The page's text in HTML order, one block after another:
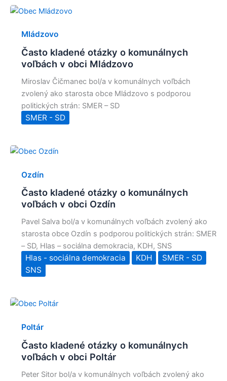
Mládzovo
Často kladené otázky o komunálnych
voľbách v obci Mládzovo
Miroslav Čičmanec bol/a v komunálnych voľbách
zvolený ako starosta obce Mládzovo s podporou
politických strán: SMER – SD
SMER - SD
Ozdín
Často kladené otázky o komunálnych
voľbách v obci Ozdín
Pavel Salva bol/a v komunálnych voľbách zvolený ako
starosta obce Ozdín s podporou politických strán: SMER
– SD, Hlas – sociálna demokracia, KDH, SNS
Hlas - sociálna demokracia KDH
SMER - SD
SNS
Poltár
Často kladené otázky o komunálnych
voľbách v obci Poltár
Peter Sitor bol/a v komunálnych voľbách zvolený ako